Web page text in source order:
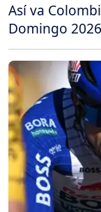
Así va
Domingo 2026